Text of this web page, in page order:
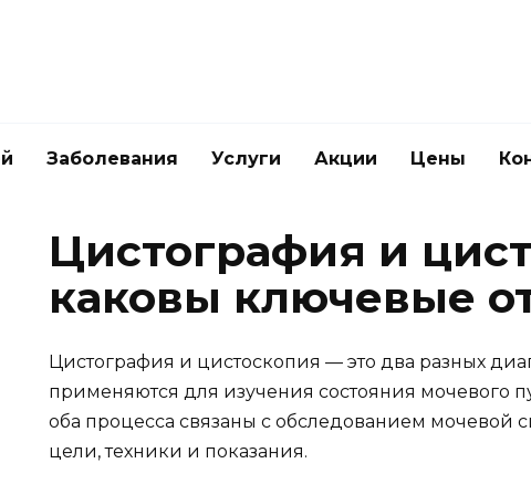
Заболевания Услуги Акции Цены
Цистография и
каковы ключевые
Цистография и цистоскопия — это два разных
применяются для изучения состояния мочевого
оба процесса связаны с обследованием мочевой
цели, техники и показания.